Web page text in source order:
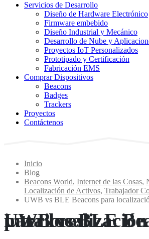
Servicios de Desarrollo
Diseño de Hardware Electrónico
Firmware embebido
Diseño Industrial y Mecánico
Desarrollo de Nube y
Proyectos IoT Personalizados
Prototipado y Certificación
Fabricación EMS
Comprar Dispositivos
Beacons
Badges
Trackers
Proyectos
Contáctenos
Inicio
Blog
Beacons World, Internet de las Cosas,
Localización de Activos, Trabajador
UWB vs BLE Beacons para
UWB vs BLE Beacons para localización en interiores